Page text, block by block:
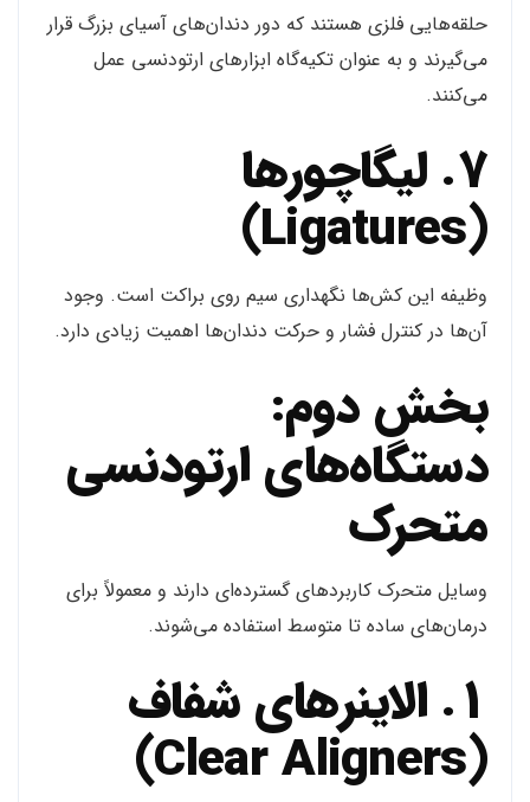
حلقه‌هایی فلزی هستند که دور دندان‌های آسیای بزرگ قرار
می‌گیرند و به عنوان تکیه‌گاه ابزارهای ارتودنسی عمل
می‌کنند.
7. لیگاچورها
(Ligatures)
وظیفه این کش‌ها نگهداری سیم روی براکت است. وجود
آن‌ها در کنترل فشار و حرکت دندان‌ها اهمیت زیادی دارد.
بخش دوم:
دستگاه‌های ارتودنسی
متحرک
وسایل متحرک کاربردهای گسترده‌ای دارند و معمولاً برای
درمان‌های ساده تا متوسط استفاده می‌شوند.
1. الاینرهای شفاف
(Clear Aligners)